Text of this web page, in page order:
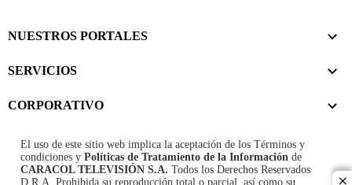
NUESTROS PORTALES
SERVICIOS
CORPORATIVO
El uso de este sitio web implica la aceptación de los Términos y
condiciones y Políticas de Tratamiento de la Información de
CARACOL TELEVISIÓN S.A. Todos los Derechos Reservados
D.R.A. Prohibida su reproducción total o parcial, así como su